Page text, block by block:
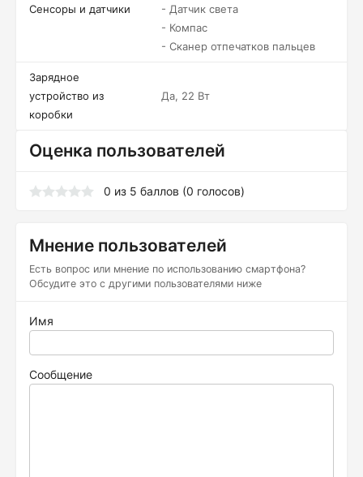
Сенсоры и датчики
- Датчик света
- Компас
- Сканер отпечатков пальцев
Зарядное
устройство из
коробки
Да, 22 Вт
Оценка пользователей
0 из 5 баллов (0 голосов)
Мнение пользователей
Есть вопрос или мнение по использованию смартфона?
Обсудите это с другими пользователями ниже
Имя
Сообщение